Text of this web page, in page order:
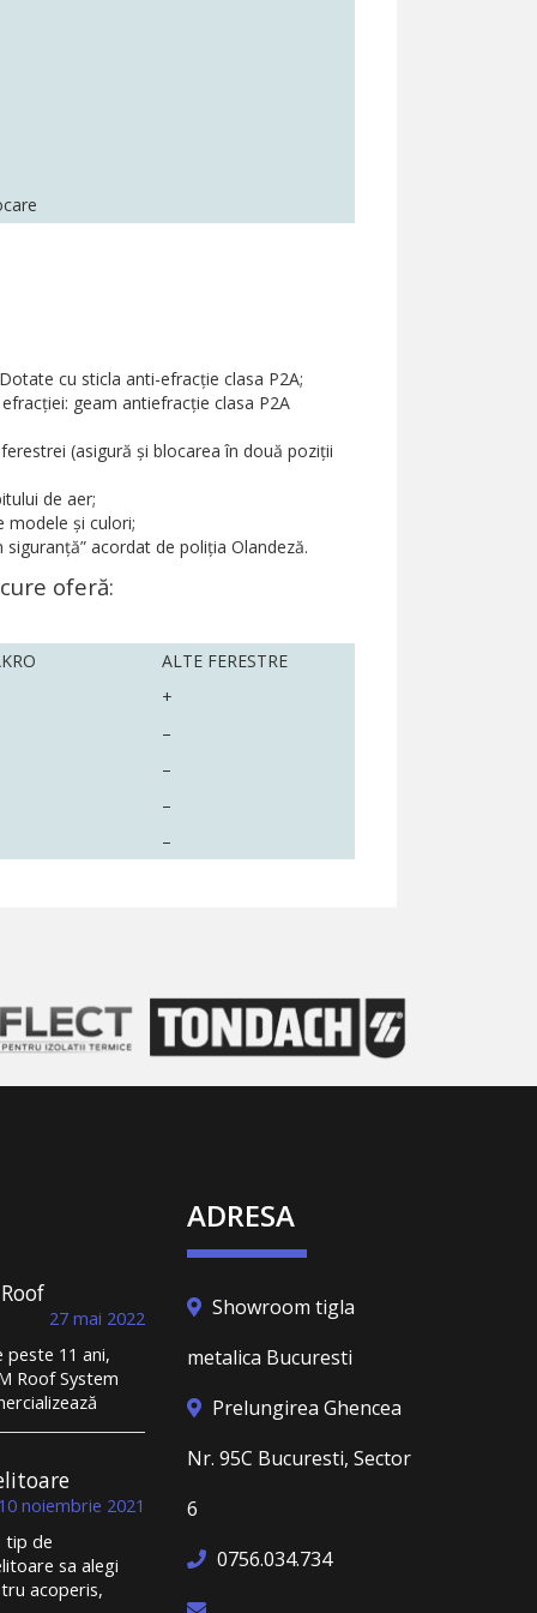
cu sticla anti-efracţie clasa P2A;
geam antiefracţie clasa P2A
(asigură şi blocarea în două poziţii
de aer;
modele şi culori;
acordat de poliţia Olandeză.
oferă:
ALTE FERESTRE
+
–
–
–
–
la
la un
de
27 mai 2022
peste 11 ani,
Roof System
durabile.
un domeniu în
de lipsa
de
10 noiembrie 2021
tip de
sa alegi
acoperis,
ADRESA
Showroom tigla
metalica Bucuresti
Prelungirea Ghencea
Nr. 95C Bucuresti, Sector
6
0756.034.734